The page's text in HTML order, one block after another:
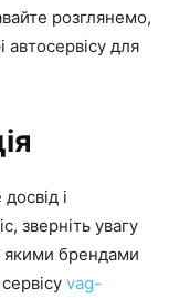
розглянемо,
автосервісу для
і
зверніть увагу
якими брендами
vag-